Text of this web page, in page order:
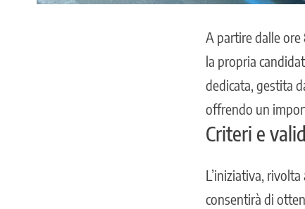
A partire dalle ore
la propria
dedicata, gestita
offrendo un
Criteri e
L’iniziativa,
consentirà di